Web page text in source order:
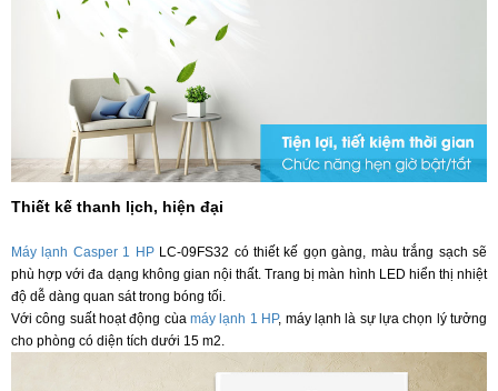
Thiết kế thanh lịch, hiện đại
Máy lạnh Casper 1 HPLC-09FS32 có thiết kế gọn gàng, màu trắng sạch sẽ
phù hợp với đa dạng không gian nội thất. Trang bị màn hình LED hiển thị nhiệt
độ dễ dàng quan sát trong bóng tối.
Với công suất hoạt động cùamáy lạnh 1 HP, máy lạnh là sự lựa chọn lý tưởng
cho phòng có diện tích dưới 15 m2.